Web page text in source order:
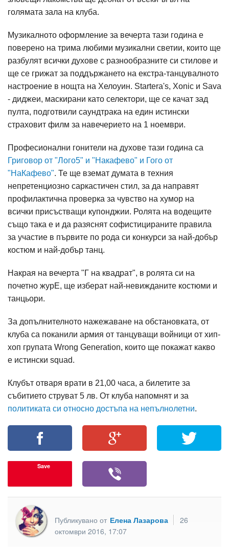
голямата зала на клуба.
Музикалното оформление за вечерта тази година е
поверено на трима любими музикални светии, които ще
разбулят всички духове с разнообразните си стилове и
ще се грижат за поддържането на екстра-танцувалното
настроение в нощта на Хелоуин. Startera's, Xonic и Sava
- диджеи, маскирани като селектори, ще се качат зад
пулта, подготвили саундтрака на един истински
страховит филм за навечериeто на 1 ноември.
Професионални гонители на духове тази година са
Григовор от "Лого5" и "Накафево" и Гого от
"НаКафево". Те ще вземат думата в техния
непретенциозно саркастичен стил, за да направят
профилактична проверка за чувство на хумор на
всички присъстващи купонджии. Ролята на водещите
също така е и да разяснят софистицираните правила
за участие в първите по рода си конкурси за най-добър
костюм и най-добър танц.
Накрая на вечерта "Г на квадрат", в ролята си на
почетно журЕ, ще изберат най-невижданите костюми и
танцьори.
За допълнителното нажежаване на обстановката, от
клуба са поканили армия от танцуващи войници от хип-
хоп групата Wrong Generation, които ще покажат какво
е истински squad.
Клубът отваря врати в 21,00 часа, а билетите за
събитието струват 5 лв. От клуба напомнят и за
политиката си относно достъпа на непълнолетни.
Save
Публикувано от Елена Лазарова
26
октомври 2016, 17:07